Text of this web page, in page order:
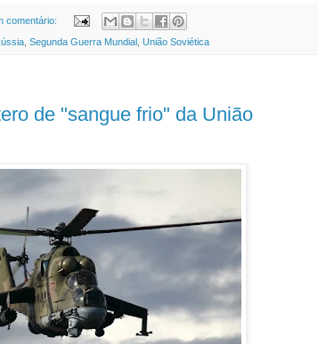
comentário:
Segunda Guerra Mundial União Soviética
de "sangue frio" da União